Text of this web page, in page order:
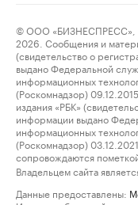
© ООО «БИЗНЕСПРЕСС»,
2026. Сообщения и
(свидетельство о
выдано Федеральной
информационных
(Роскомнадзор)
издания «РБК»
информации выдано
информационных
(Роскомнадзор)
сопровождаются
Владельцем сайта
Данные предоставлены: